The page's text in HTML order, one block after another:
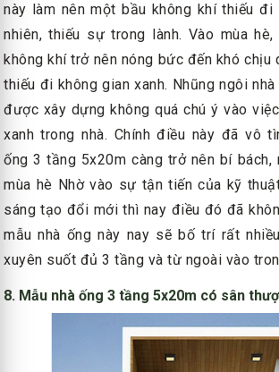
này làm nên một bầu không khí thiếu
nhiên, thiếu sự trong lành. Vào mùa
không khí trở nên nóng bức đến khó chịu
thiếu đi không gian xanh. Nhũng ngôi
được xây dựng không quá chú ý vào
xanh trong nhà. Chính điều này đã vô
ống 3 tầng 5x20m càng trở nên bí bách,
mùa hè Nhờ vào sự tận tiến của kỹ
sáng tạo đổi mới thì nay điều đó đã
mẫu nhà ống này nay sẽ bố trí rất
xuyên suốt đủ 3 tầng và từ ngoài vào
8. Mẫu nhà ống 3 tầng 5x20m có sân